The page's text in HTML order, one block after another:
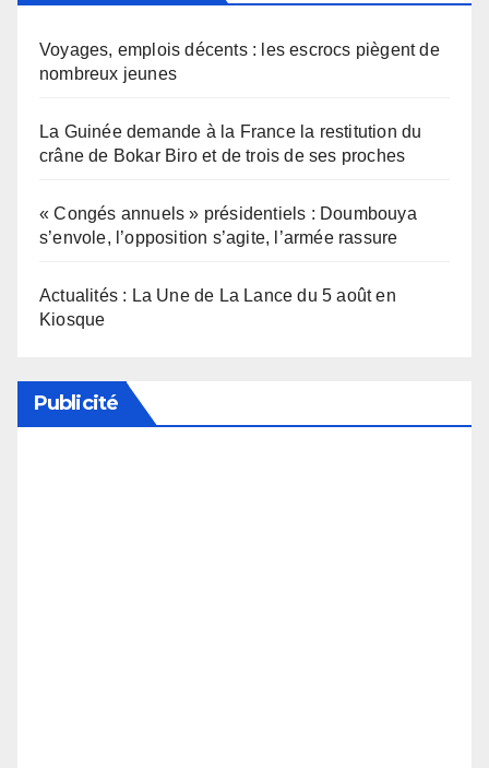
Voyages, emplois décents : les escrocs piègent de
nombreux jeunes
La Guinée demande à la France la restitution du
crâne de Bokar Biro et de trois de ses proches
« Congés annuels » présidentiels : Doumbouya
s’envole, l’opposition s’agite, l’armée rassure
Actualités : La Une de La Lance du 5 août en
Kiosque
Publicité